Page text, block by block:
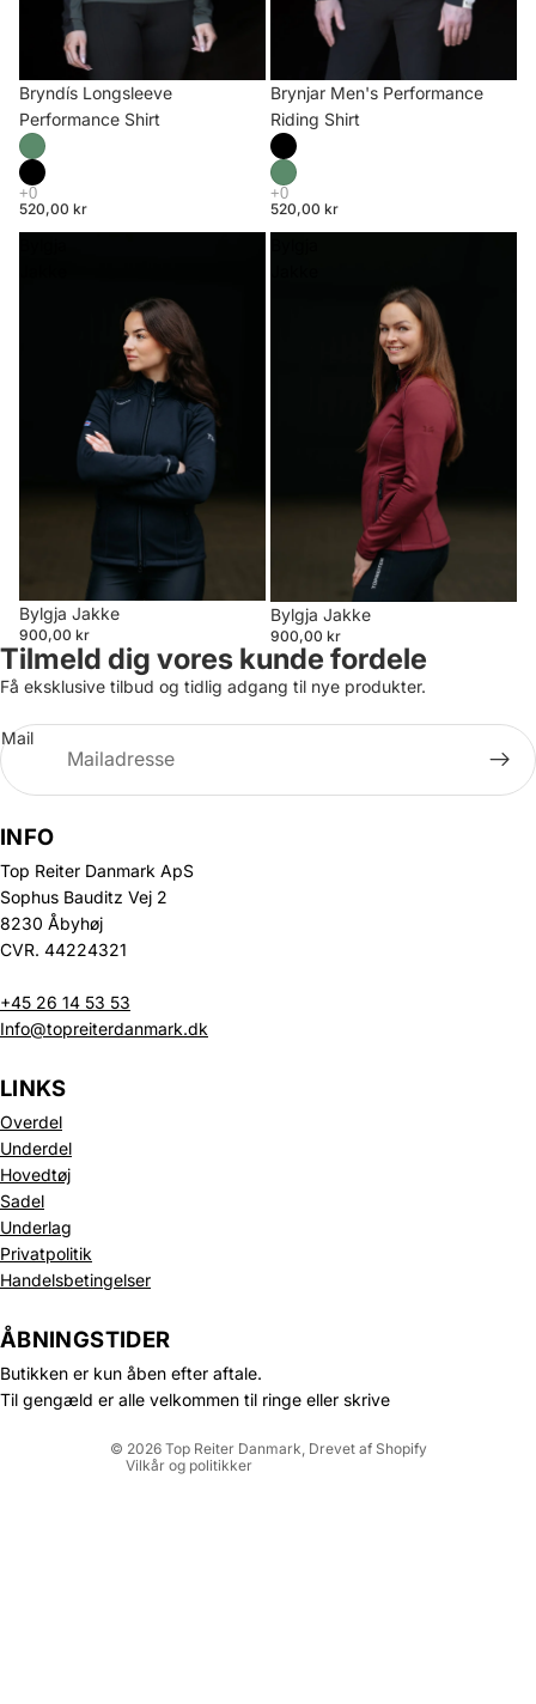
Bryndís Longsleeve
Performance Shirt
520,00 kr
Brynjar Men's Performance
Riding Shirt
520,00 kr
Bylgja Jakke
900,00 kr
Bylgja Jakke
900,00 kr
Tilmeld dig vores kunde fordele
Få eksklusive tilbud og tidlig adgang til nye produkter.
Mail
INFO
Top Reiter Danmark ApS
Sophus Bauditz Vej 2
8230 Åbyhøj
CVR. 44224321
+45 26 14 53 53
Info@topreiterdanmark.dk
LINKS
Overdel
Underdel
Hovedtøj
Sadel
Underlag
Privatpolitik
Handelsbetingelser
ÅBNINGSTIDER
Butikken er kun åben efter aftale.
Til gengæld er alle velkommen til ringe eller skrive
© 2026 Top Reiter Danmark , Drevet af Shopify
Vilkår og politikker
Politik om beskyttelse af persondata
Refusionspolitik
Leveringspolitik
Kontaktinformation